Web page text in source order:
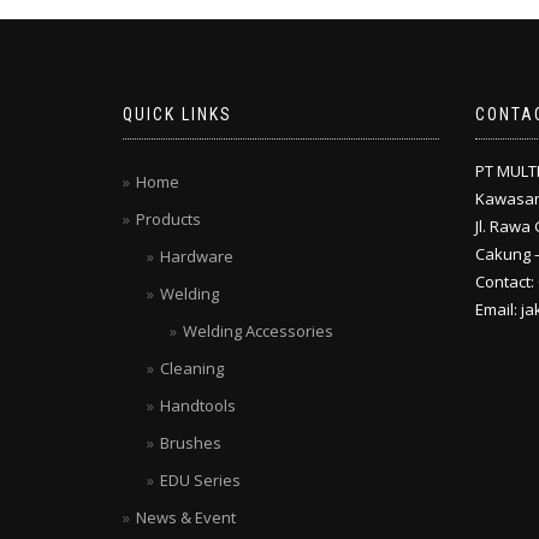
QUICK LINKS
Home
Products
Hardware
Welding
Welding Accessories
Cleaning
Handtools
Brushes
EDU Series
News & Event
PT
Jl. Rawa
Cakung
Contact:
Email: